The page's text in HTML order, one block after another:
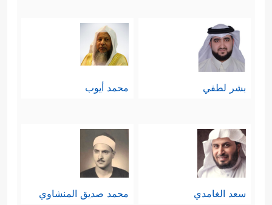
بشر لطفي محمد أيوب
سعد الغامدي محمد صديق المنشاوي